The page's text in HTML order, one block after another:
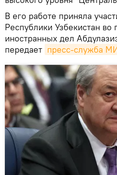
В его работе приняла
Республики Узбекистан во
иностранных дел
передает пресс-служба